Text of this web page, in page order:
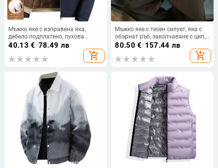
Мъжко яке с изправена яка,
дебело подплатено, пухова
подплата, преден цип и
40.13 €/78.49 лв
add_shopping_cart
Мъжко яке с тесен силует, яка с
обърнат ръб, закопчаване с цип,
дълги ръкави, смес от вискоза
80.50 €/157.44 лв
add_shopping_cart